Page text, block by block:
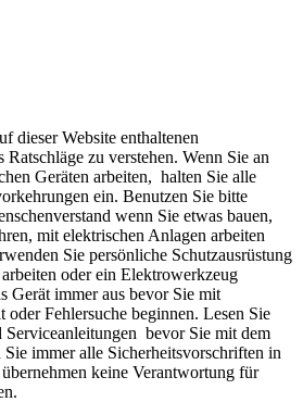
dieser Website enthaltenen
zu verstehen. Wenn Sie an
Geräten arbeiten, halten Sie alle
ein. Benutzen Sie bitte
wenn Sie etwas bauen,
mit elektrischen Anlagen arbeiten
Sie persönliche Schutzausrüstung
oder ein Elektrowerkzeug
Gerät immer aus bevor Sie mit
Fehlersuche beginnen. Lesen Sie
Serviceanleitungen bevor Sie mit dem
immer alle Sicherheitsvorschriften in
keine Verantwortung für